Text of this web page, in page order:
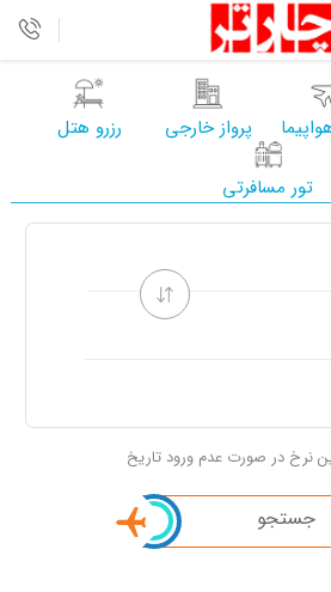
پرواز خارجی رزرو هتل
تور مسافرتی
نرخ در صورت عدم ورود تاریخ
جستجو